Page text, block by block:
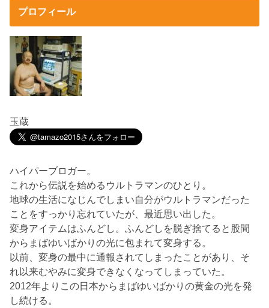
プロフィール
玉蔵
ハイパーブロガー。
これから伝説を始めるウルトラマンのひとり。
地球の生活になじんでしまい自分がウルトラマンだった
ことをすっかり忘れていたが、最近思い出した。
変身アイテムはふんどし。ふんどしを脱ぎ捨てると股間
からまばゆいばかりの光に包まれて変身する。
以前、変身の最中に通報されてしまったことがあり、そ
れ以来むやみに変身できなくなってしまっていた。
2012年よりこの日本からまばゆいばかりの黄金の光を発
し続ける。